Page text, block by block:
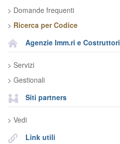
> Domande frequenti
> Ricerca per Codice
Agenzie Imm.ri e Costruttori
> Servizi
> Gestionali
Siti partners
> Vedi
Link utili